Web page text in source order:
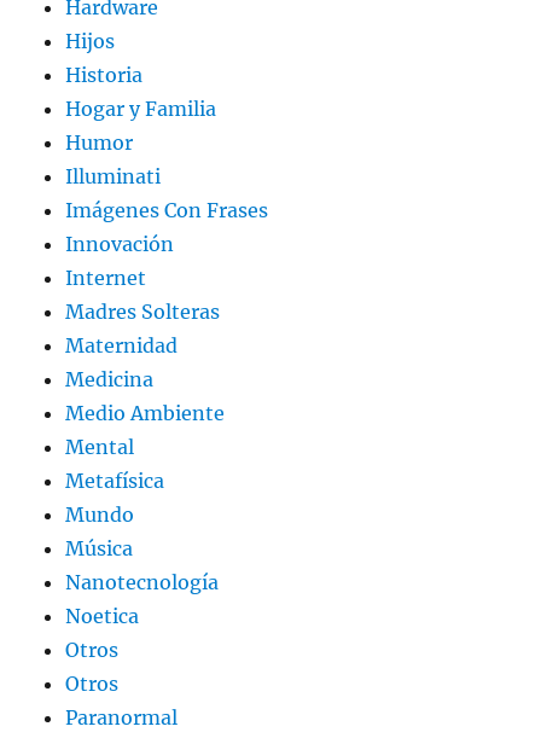
Hardware
Hijos
Historia
Hogar y Familia
Humor
Illuminati
Imágenes Con Frases
Innovación
Internet
Madres Solteras
Maternidad
Medicina
Medio Ambiente
Mental
Metafísica
Mundo
Música
Nanotecnología
Noetica
Otros
Otros
Paranormal